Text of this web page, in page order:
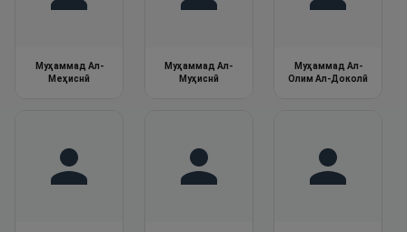
Муҳаммад Ал-
Меҳиснӣ
Муҳаммад Ал-
Муҳиснӣ
Муҳаммад Ал-
Олим Ал-Доколӣ